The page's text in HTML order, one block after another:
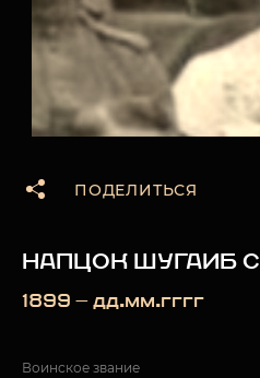
ПОДЕЛИТЬСЯ
НАПЦОК ШУГАИБ
1899 — дд.мм.гггг
Воинское звание